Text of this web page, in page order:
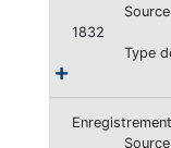
1832
Type